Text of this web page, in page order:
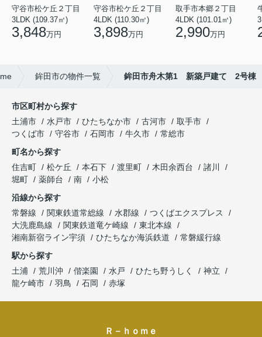
守谷市松ケ丘２丁目
3LDK (109.37㎡)
3,848万円
守谷市松ケ丘２丁目
4LDK (110.30㎡)
3,898万円
取手市本郷２丁目
4LDK (101.01㎡)
2,990万円
鉾田市の物件一覧 鉾田市舟木第1 新築戸建て 2号棟
市区町村から探す
土浦市
水戸市 ひたちなか市 古河市
取手市
つくば市
守谷市 石岡市 牛久市
常総市
町名から探す
住吉町
松ケ丘 本石下 渡里町 木田余西台
諸川
堀町
薬師台 南
小松
沿線から探す
常磐線
関東鉄道常総線 水郡線
つくばエクスプレス
大洗鹿島線
関東鉄道竜ケ崎線
東北本線
湘南新宿ライン宇須
ひたちなか海浜鉄道
常磐緩行線
駅から探す
土浦
荒川沖 偕楽園 水戸 ひたち野うしく
神立
龍ケ崎市
羽鳥 石岡 赤塚
Ｒ－ｈｏｍｅ